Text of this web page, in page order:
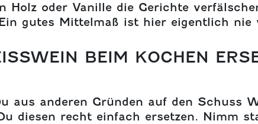
Holz oder Vanille die Gerichte
gutes Mittelmaß ist hier eigentlich nie
BEIM KOCHEN
aus anderen Gründen auf den Schuss
diesen recht einfach ersetzen. Nimm